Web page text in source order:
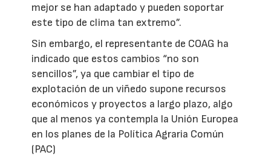
mejor se han adaptado y pueden soportar
este tipo de clima tan extremo”.
Sin embargo, el representante de COAG ha
indicado que estos cambios “no son
sencillos”, ya que cambiar el tipo de
explotación de un viñedo supone recursos
económicos y proyectos a largo plazo, algo
que al menos ya contempla la Unión Europea
en los planes de la Política Agraria Común
(PAC)